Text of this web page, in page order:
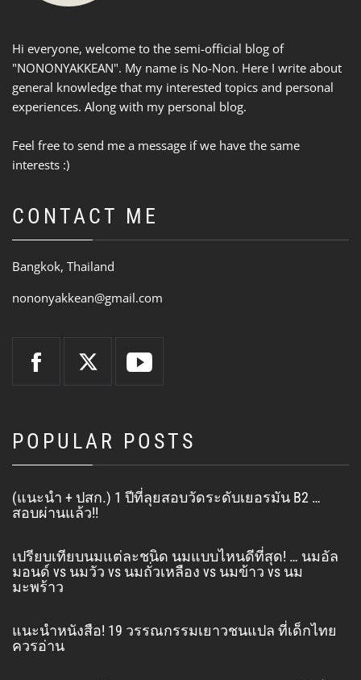
Hi everyone, welcome to the semi-official blog of
"NONONYAKKEAN". My name is No-Non. Here I write about
general knowledge that my interested topics and personal
experiences. Along with my personal blog.
Feel free to send me a message if we have the same
interests :)
CONTACT ME
Bangkok, Thailand
nononyakkean@gmail.com
POPULAR POSTS
(แนะนำ + ปสก.) 1 ปีที่ลุยสอบวัดระดับเยอรมัน B2 …
สอบผ่านแล้ว!!
เปรียบเทียบนมแต่ละชนิด นมแบบไหนดีที่สุด! … นมอัล
มอนด์ vs นมวัว vs นมถั่วเหลือง vs นมข้าว vs นม
มะพร้าว
แนะนำหนังสือ! 19 วรรณกรรมเยาวชนแปล ที่เด็กไทย
ควรอ่าน